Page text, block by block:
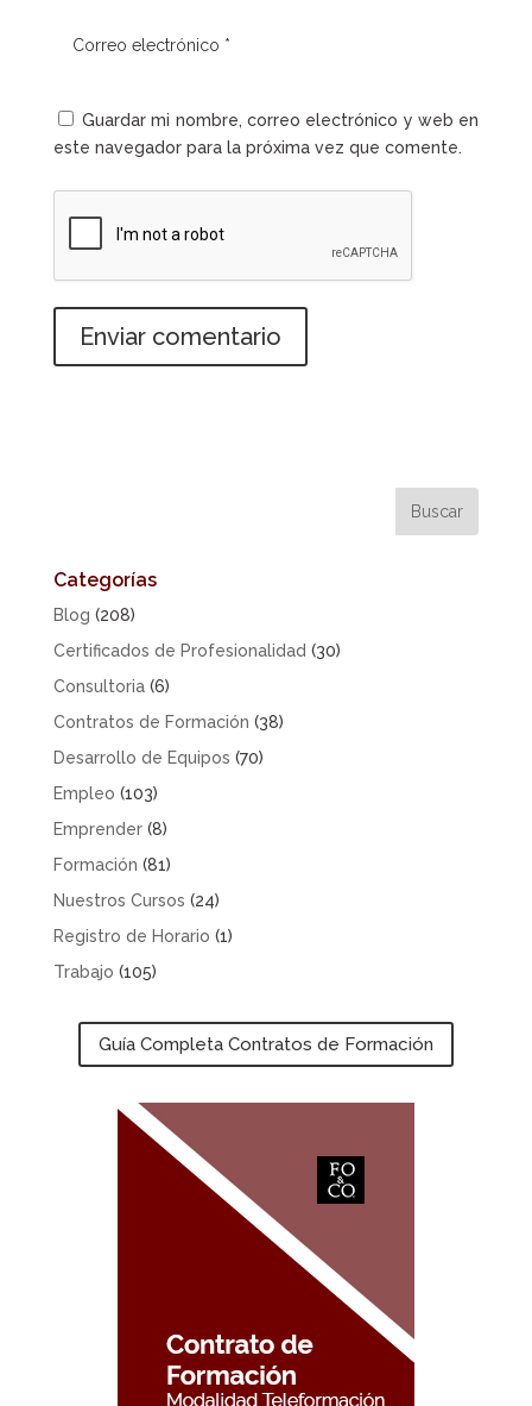
Guardar mi nombre, correo electrónico y web en
este navegador para la próxima vez que comente.
Categorías
Blog (208)
Certificados de Profesionalidad (30)
Consultoria(6)
Contratos de Formación (38)
Desarrollo de Equipos (70)
Empleo (103)
Emprender(8)
Formación (81)
Nuestros Cursos (24)
Registro de Horario (1)
Trabajo (105)
Guía Completa Contratos de Formación